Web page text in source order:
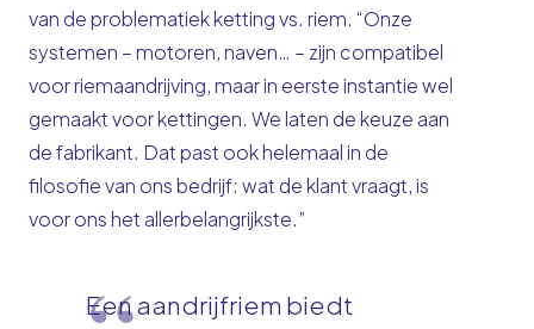
van de problematiek ketting vs. riem. “Onze
systemen – motoren, naven… – zijn compatibel
voor riemaandrijving, maar in eerste instantie wel
gemaakt voor kettingen. We laten de keuze aan
de fabrikant. Dat past ook helemaal in de
filosofie van ons bedrijf: wat de klant vraagt, is
voor ons het allerbelangrijkste.”
Een aandrijfriem biedt